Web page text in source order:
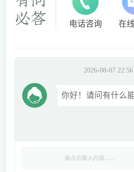
电话咨询 在
2026-08-07 22:56
你好！请问有什么